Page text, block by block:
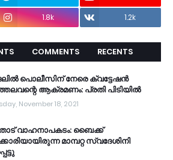
1.8k 1.2k
COMMENTS RECENTS
പൊലീസിന് നേരെ ക്വട്ടേഷൻ
ആക്രമണം: പ്രതി പിടിയിൽ
November 18, 2021
വാഹനാപകടം: ബൈക്ക്
മാമ്പറ്റ സ്വദേശിനി